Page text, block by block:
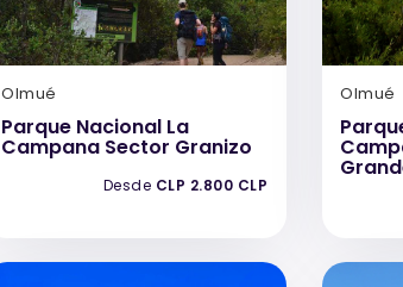
Olmué
Parque Nacional La
Campana Sector Granizo
Desde CLP 2.800 CLP
Olmué